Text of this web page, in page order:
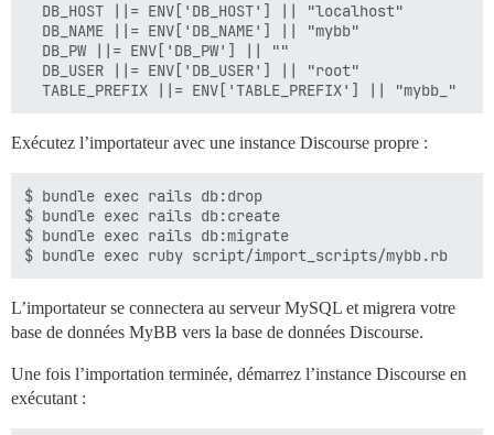
  DB_HOST ||= ENV['DB_HOST'] || "localhost"
  DB_NAME ||= ENV['DB_NAME'] || "mybb"
  DB_PW ||= ENV['DB_PW'] || ""
  DB_USER ||= ENV['DB_USER'] || "root"
Exécutez l’importateur avec une instance Discourse propre :
$ bundle exec rails db:drop
$ bundle exec rails db:create
$ bundle exec rails db:migrate
L’importateur se connectera au serveur MySQL et migrera votre
base de données MyBB vers la base de données Discourse.
Une fois l’importation terminée, démarrez l’instance Discourse en
exécutant :